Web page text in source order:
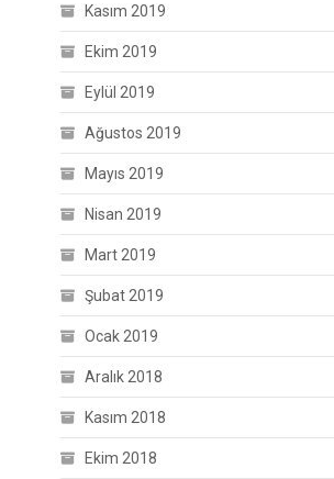
Kasım 2019
Ekim 2019
Eylül 2019
Ağustos 2019
Mayıs 2019
Nisan 2019
Mart 2019
Şubat 2019
Ocak 2019
Aralık 2018
Kasım 2018
Ekim 2018